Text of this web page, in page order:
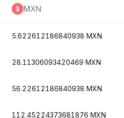
MXN
5.622612186840938 MXN
28.11306093420469 MXN
56.22612186840938 MXN
112.45224373681876 MXN